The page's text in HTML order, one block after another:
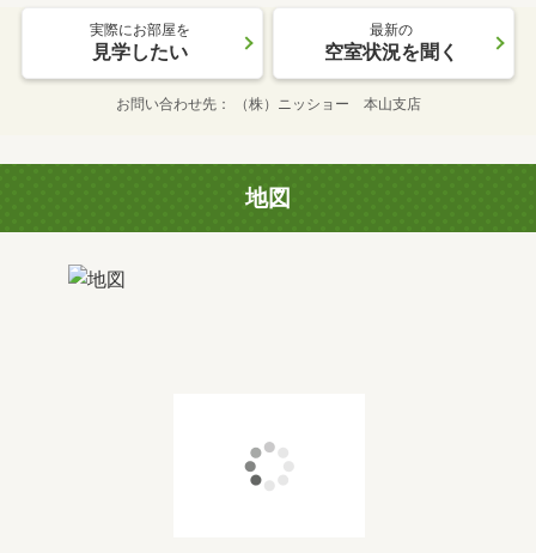
実際にお部屋を
見学したい
最新の
空室状況を聞く
お問い合わせ先 （株）ニッショー 本山支店
地図